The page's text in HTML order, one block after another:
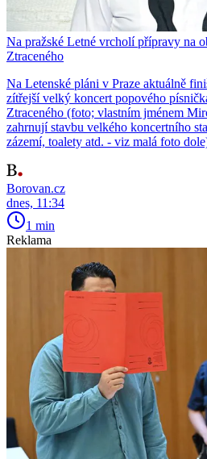
Na pražské Letné vrcholí přípravy na
Ztraceného
Na Letenské pláni v Praze aktuálně
zítřejší velký koncert popového
Ztraceného (foto; vlastním jménem
zahrnují stavbu velkého koncertního
zázemí, toalety atd. - viz malá foto
Borovan.cz
dnes, 11:34
1 min
Reklama